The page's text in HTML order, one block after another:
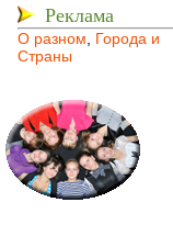
Реклама
О разном
Города и
Страны